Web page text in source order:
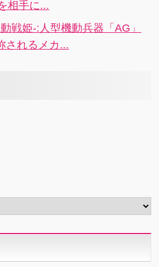
相手に...
戦姫-:人型機動兵器「AG」
されるメカ...